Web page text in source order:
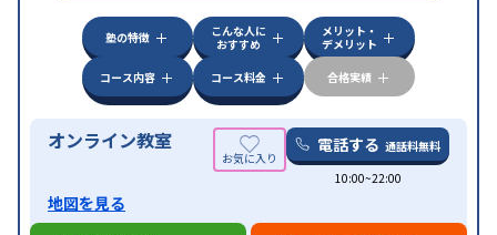
特徴
中高一貫校生に対応授業の振替可能 不登校生に対
オンライン対応 1科目から受講可能季節講習の
みの受講可
自習室あり
塾の特徴
こんな人に
おすすめ
メリット・
デメリット
コース内容
コース料金 合格実績
オンライン教室 電話する 通話料無料
10:00~22:00
地図を見る